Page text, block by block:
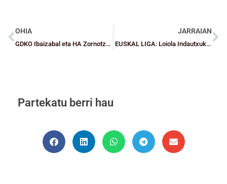
OHIA
GDKO Ibaizabal eta HA Zornotzak garaipen garrantzitsuak lortu dituzte aurkari zuzenen aurka
JARRAIAN
EUSKAL LIGA: Loiola Indautxuk eta Zornotzak pronostikoak bete dituzte eta A1ean jokatuko dute
Partekatu berri hau